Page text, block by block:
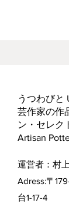
うつわび
芸作家の作
ン・セレク
Artisan
運営者：村
Adress:〒
台1-17-4